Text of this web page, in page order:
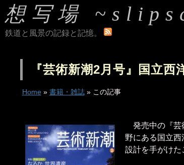
想写場
鉄道と風景の記録と記憶。
『芸術新潮2月号』国立西
Home » 書籍・雑誌» この記事
発売中の『芸
野にある国立
設計を手がけた